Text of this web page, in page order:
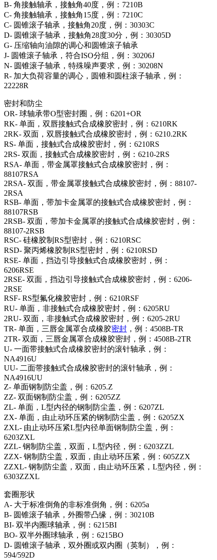
B- 角接触轴承，接触角40度，例：7210B
C- 角接触轴承，接触角15度，例：7210C
C- 圆锥滚子轴承，接触角20度，例：30303C
D- 圆锥滚子轴承，接触角28度30分，例：30305D
G- 压缩轴向油隙的调心和圆锥滚子轴承
J- 圆锥滚子轴承，符合ISO分组，例：30206J
N- 圆锥滚子轴承，特殊噪声要求，例：30208N
R- 加大负荷容量的调心，圆锥和圆柱滚子轴承，例：
22228R
密封和防尘
OR- 球轴承带O型密封圈，例：6201+OR
RK- 单面，双唇接触式合成橡胶密封，例：6210RK
2RK- 双面，双唇接触式合成橡胶密封，例：6210.2RK
RS- 单面，接触式合成橡胶密封，例：6210RS
2RS- 双面，接触式合成橡胶密封，例：6210-2RS
RSA- 单面，带金属罩接触式合成橡胶密封，例：
88107RSA
2RSA- 双面，带金属罩接触式合成橡胶密封，例：88107-
2RSA
RSB- 单面，带加卡金属罩的接触式合成橡胶密封，例：
88107RSB
2RSB- 双面，带加卡金属罩的接触式合成橡胶密封，例：
88107-2RSB
RSC- 硅橡胶制RS型密封，例：6210RSC
RSD- 聚丙烯橡胶制RS型密封，例：6210RSD
RSE- 单面，挡边引导接触式合成橡胶密封，例：
6206RSE
2RSE- 双面，挡边引导接触式合成橡胶密封，例：6206-
2RSE
RSF- RS型氟化橡胶密封，例：6210RSF
RU- 单面，非接触式合成橡胶密封，例：6205RU
2RU- 双面，非接触式合成橡胶密封，例：6205-2RU
TR- 单面，三唇金属罩合成橡胶密封 ，例：4508B-TR
2TR- 双面，三唇金属罩合成橡胶密封，例：4508B-2TR
U- 一面带接触式合成橡胶密封的滚针轴承，例：
NA4916U
UU- 二面带接触式合成橡胶密封的滚针轴承，例：
NA4916UU
Z- 单面钢制防尘盖，例：6205.Z
ZZ- 双面钢制防尘盖，例：6205ZZ
ZL- 单面，L型内径的钢制防尘盖，例：6207ZL
ZX- 单面，由止动环压紧的钢制防尘盖，例：6205ZX
ZXL- 由止动环压紧L型内径单面钢制防尘盖，例：
6203ZXL
ZZL- 钢制防尘盖，双面，L型内径，例：6203ZZL
ZZX- 钢制防尘盖，双面，由止动环压紧，例：605ZZX
ZZXL- 钢制防尘盖，双面，由止动环压紧，L型内径，例：
6303ZZXL
套圈形状
A- 大于标准倒角的非标准倒角，例：6205a
B- 圆锥滚子轴承，外圈带凸缘，例：30210B
BI- 双半内圈球轴承，例：6215BI
BO- 双半外圈球轴承，例：6215BO
D- 圆锥滚子轴承，双外圈或双内圈（英制），例：
594/592D